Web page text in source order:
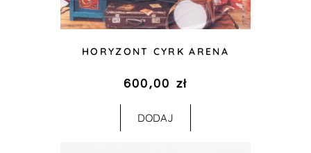
HORYZONT CYRK ARENA
600,00 zł
DODAJ